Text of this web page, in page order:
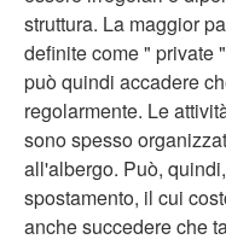
struttura. La maggior
definite come " private
può quindi accadere
regolarmente. Le
sono spesso
all'albergo. Può,
spostamento, il cui
anche succedere che